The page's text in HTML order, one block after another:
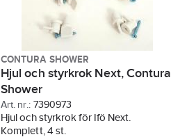
CONTURA SHOWER
Hjul och styrkrok Next, Contura
Shower
Art. nr.: 7390973
Hjul och styrkrok för Ifö Next.
Komplett, 4 st.